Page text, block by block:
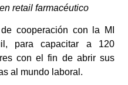
retail farmacéutico
cooperación con la MI
para capacitar a 120
con el fin de abrir sus
al mundo laboral.